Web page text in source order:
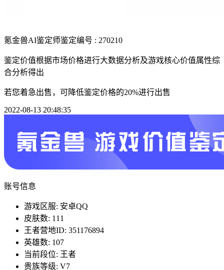
氪金兽AI鉴定师鉴定编号 : 270210
鉴定价值根据市场价格进行大数据分析及游戏核心价值属性综
合分析得出
若您着急出售，可降低鉴定价格的20%进行出售
2022-08-13 20:48:35
账号信息
游戏区服: 安卓QQ
皮肤数: 111
王者营地ID: 351176894
英雄数: 107
当前段位: 王者
贵族等级: V7